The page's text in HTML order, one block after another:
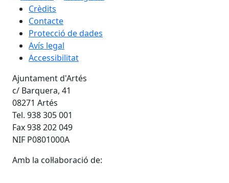
Crèdits
Contacte
Protecció de dades
Avís legal
Accessibilitat
Ajuntament d'Artés
c/ Barquera, 41
08271 Artés
Tel. 938 305 001
Fax 938 202 049
NIF P0801000A
Amb la col·laboració de: